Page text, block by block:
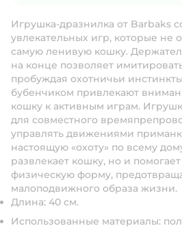
Игрушка-дразнилка от Barbaks
увлекательных игр, которые не
самую ленивую кошку.
на конце позволяет
пробуждая охотничьи
бубенчиком привлекают
кошку к активным играм.
для совместного
управлять движениями
настоящую «охоту» по всему
развлекает кошку, но и
физическую форму,
малоподвижного образа жизни.
Длина: 40 см.
Использованные материалы: